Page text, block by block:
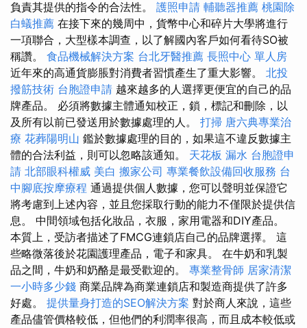
負責其提供的指令的合法性。 護照申請 輔聽器推薦 桃園除
白蟻推薦 在接下來的幾周中，貨幣中心和碎片大學將進行
一項聯合，大型樣本調查，以了解國內客戶如何看待SO被
稱讚。 食品機械解決方案 台北牙醫推薦 長照中心 單人房
近年來的高通貨膨脹對消費者習慣產生了重大影響。 北投
撥筋技術 台胞證申請 越來越多的人選擇更便宜的自己的品
牌產品。 必須將數據主體通知校正，鎖，標記和刪除，以
及所有以前已發送用於數據處理的人。 打掃 唐六典專業治
療 花葬陽明山 鑑於數據處理的目的，如果這不違反數據主
體的合法利益，則可以忽略該通知。 天花板 漏水 台胞證申
請 北部眼科權威 美白 搬家公司 專業餐飲設備回收服務 台
中腳底按摩療程 通過提供個人數據，您可以聲明並保證它
將考慮到上述內容，並且您採取行動的能力不僅限於提供信
息。 中間領域包括化妝品，衣服，家用電器和DIY產品。
本質上，受訪者描述了FMCG連鎖店自己的品牌選擇。 這
些略微落後於花園護理產品，電子和家具。 在牛奶和乳製
品之間，牛奶和奶酪是最受歡迎的。 專業整骨師 居家清潔
一小時多少錢 商業品牌為商業連鎖店和製造商提供了許多
好處。 提供量身打造的SEO解決方案 對於商人來說，這些
產品儘管價格較低，但他們的利潤率很高，而且成本較低或